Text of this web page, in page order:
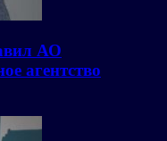
АО
агентство